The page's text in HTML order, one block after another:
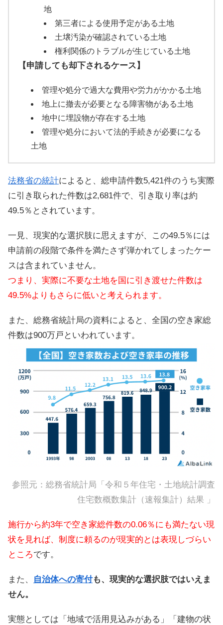
地
第三者による使用予定がある土地
土壌汚染が確認されている土地
権利関係のトラブルが生じている土地
【申請しても却下されるケース】
管理や処分で過大な費用や労力がかかる土地
地上に撤去が必要となる障害物がある土地
地中に埋設物が存在する土地
管理や処分において法的手続きが必要になる
土地
法務省の統計によると、 総申請件数5,421件のうち実際
に引き取られた件数は2,681件で、引き取り率は約
49.5％とされています。
一見、現実的な選択肢に思えますが、この49.5％には
申請前の段階で条件を満たさず弾かれてしまったケー
スは含まれていません。
つまり、実際に不要な土地を国に引き渡せた件数は
49.5%よりもさらに低いと考えられます。
また、総務省統計局の資料によると、全国の空き家総
件数は900万戸といわれています。
参照元： 総務省統計局「令和５年住宅・土地統計調査
住宅数概数集計（速報集計）結果 」
施行から約3年で空き家総件数の0.06％にも満たない現
状を見れば、制度に頼るのが現実的とは表現しづらい
ところです。
また、 自治体への寄付も、現実的な選択肢ではいえま
せん。
実態としては「地域で活用見込みがある」「建物の状